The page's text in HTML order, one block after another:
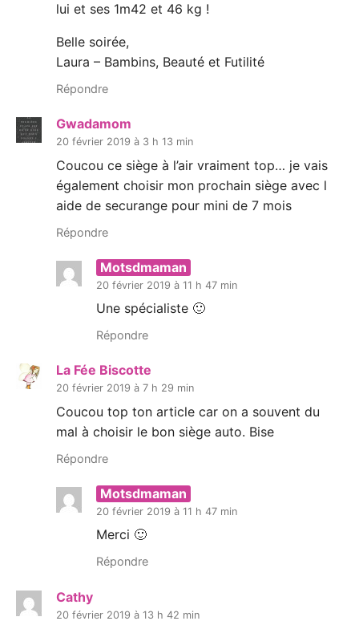
lui et ses 1m42 et 46 kg !
Belle soirée,
Laura – Bambins, Beauté et Futilité
Répondre
Gwadamom
20 février 2019 à 3 h 13 min
Coucou ce siège à l’air vraiment top… je vais
également choisir mon prochain siège avec l
aide de securange pour mini de 7 mois
Répondre
Motsdmaman
20 février 2019 à 11 h 47 min
Une spécialiste 🙂
Répondre
La Fée Biscotte
20 février 2019 à 7 h 29 min
Coucou top ton article car on a souvent du
mal à choisir le bon siège auto. Bise
Répondre
Motsdmaman
20 février 2019 à 11 h 47 min
Merci 🙂
Répondre
Cathy
20 février 2019 à 13 h 42 min